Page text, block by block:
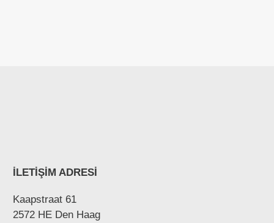
İLETİŞİM ADRESİ
Kaapstraat 61
2572 HE Den Haag